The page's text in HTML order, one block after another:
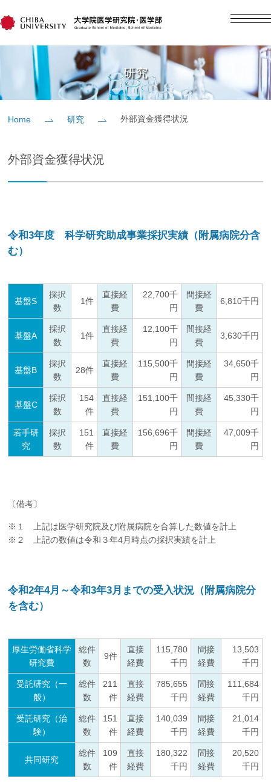
日本語
研究
社会貢献
交通アクセス
研究
Home 研究 外部資金獲得状況
外部資金獲得状況
令和3年度 科学研究助成事業採択実績（附属病院分含
む）
基盤S
採択
数
1件
直接経
費
22,700千
円
間接経
費
6,810千円
基盤A
採択
数
1件
直接経
費
12,100千
円
間接経
費
3,630千円
基盤B
採択
数
28件
直接経
費
115,500千
円
間接経
費
34,650千
円
基盤C
採択
数
154
件
直接経
費
151,100千
円
間接経
費
45,330千
円
若手研
究
採択
数
151
件
直接経
費
156,696千
円
間接経
費
47,009千
円
〔備考〕
※１ 上記は医学研究院及び附属病院を合算した数値を計上
※２ 上記の数値は令和３年4月時点の採択実績を計上
令和2年4月～令和3年3月までの受入状況（附属病院分
を含む）
厚生労働省科学
研究費
総件
数
9件
直接
経費
115,780
千円
間接
経費
13,503
千円
受託研究（一
般）
総件
数
211
件
直接
経費
785,655
千円
間接
経費
111,684
千円
受託研究（治
験）
総件
数
151
件
直接
経費
140,039
千円
間接
経費
21,014
千円
共同研究
総件
数
109
件
直接
経費
180,322
千円
間接
経費
20,520
千円